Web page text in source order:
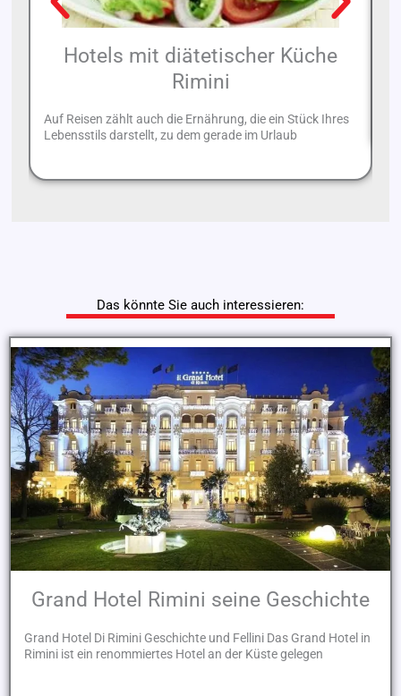
Hotels mit diätetischer Küche
Rimini
Auf Reisen zählt auch die Ernährung, die ein Stück Ihres
Lebensstils darstellt, zu dem gerade im Urlaub
Das könnte Sie auch interessieren:
Grand Hotel Rimini seine Geschichte
Grand Hotel Di Rimini Geschichte und Fellini Das Grand Hotel in
Rimini ist ein renommiertes Hotel an der Küste gelegen